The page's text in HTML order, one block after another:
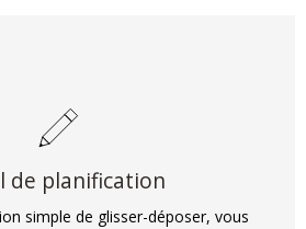
de planification
simple de glisser-déposer, vous